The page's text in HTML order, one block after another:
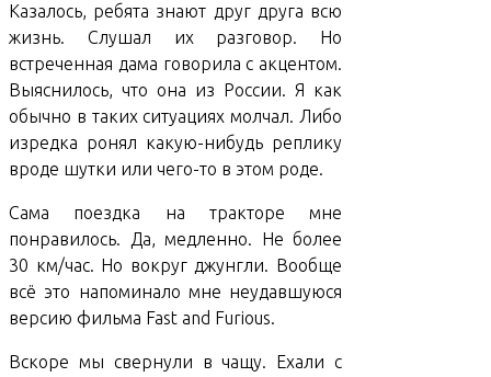
Казалось, ребята знают друг друга всю
жизнь. Слушал их разговор. Но
встреченная дама говорила с акцентом.
Выяснилось, что она из России. Я как
обычно в таких ситуациях молчал. Либо
изредка ронял какую-нибудь реплику
вроде шутки или чего-то в этом роде.
Сама поездка на тракторе мне
понравилось. Да, медленно. Не более
30 км/час. Но вокруг джунгли. Вообще
всё это напоминало мне неудавшуюся
версию фильма Fast and Furious.
Вскоре мы свернули в чащу. Ехали с